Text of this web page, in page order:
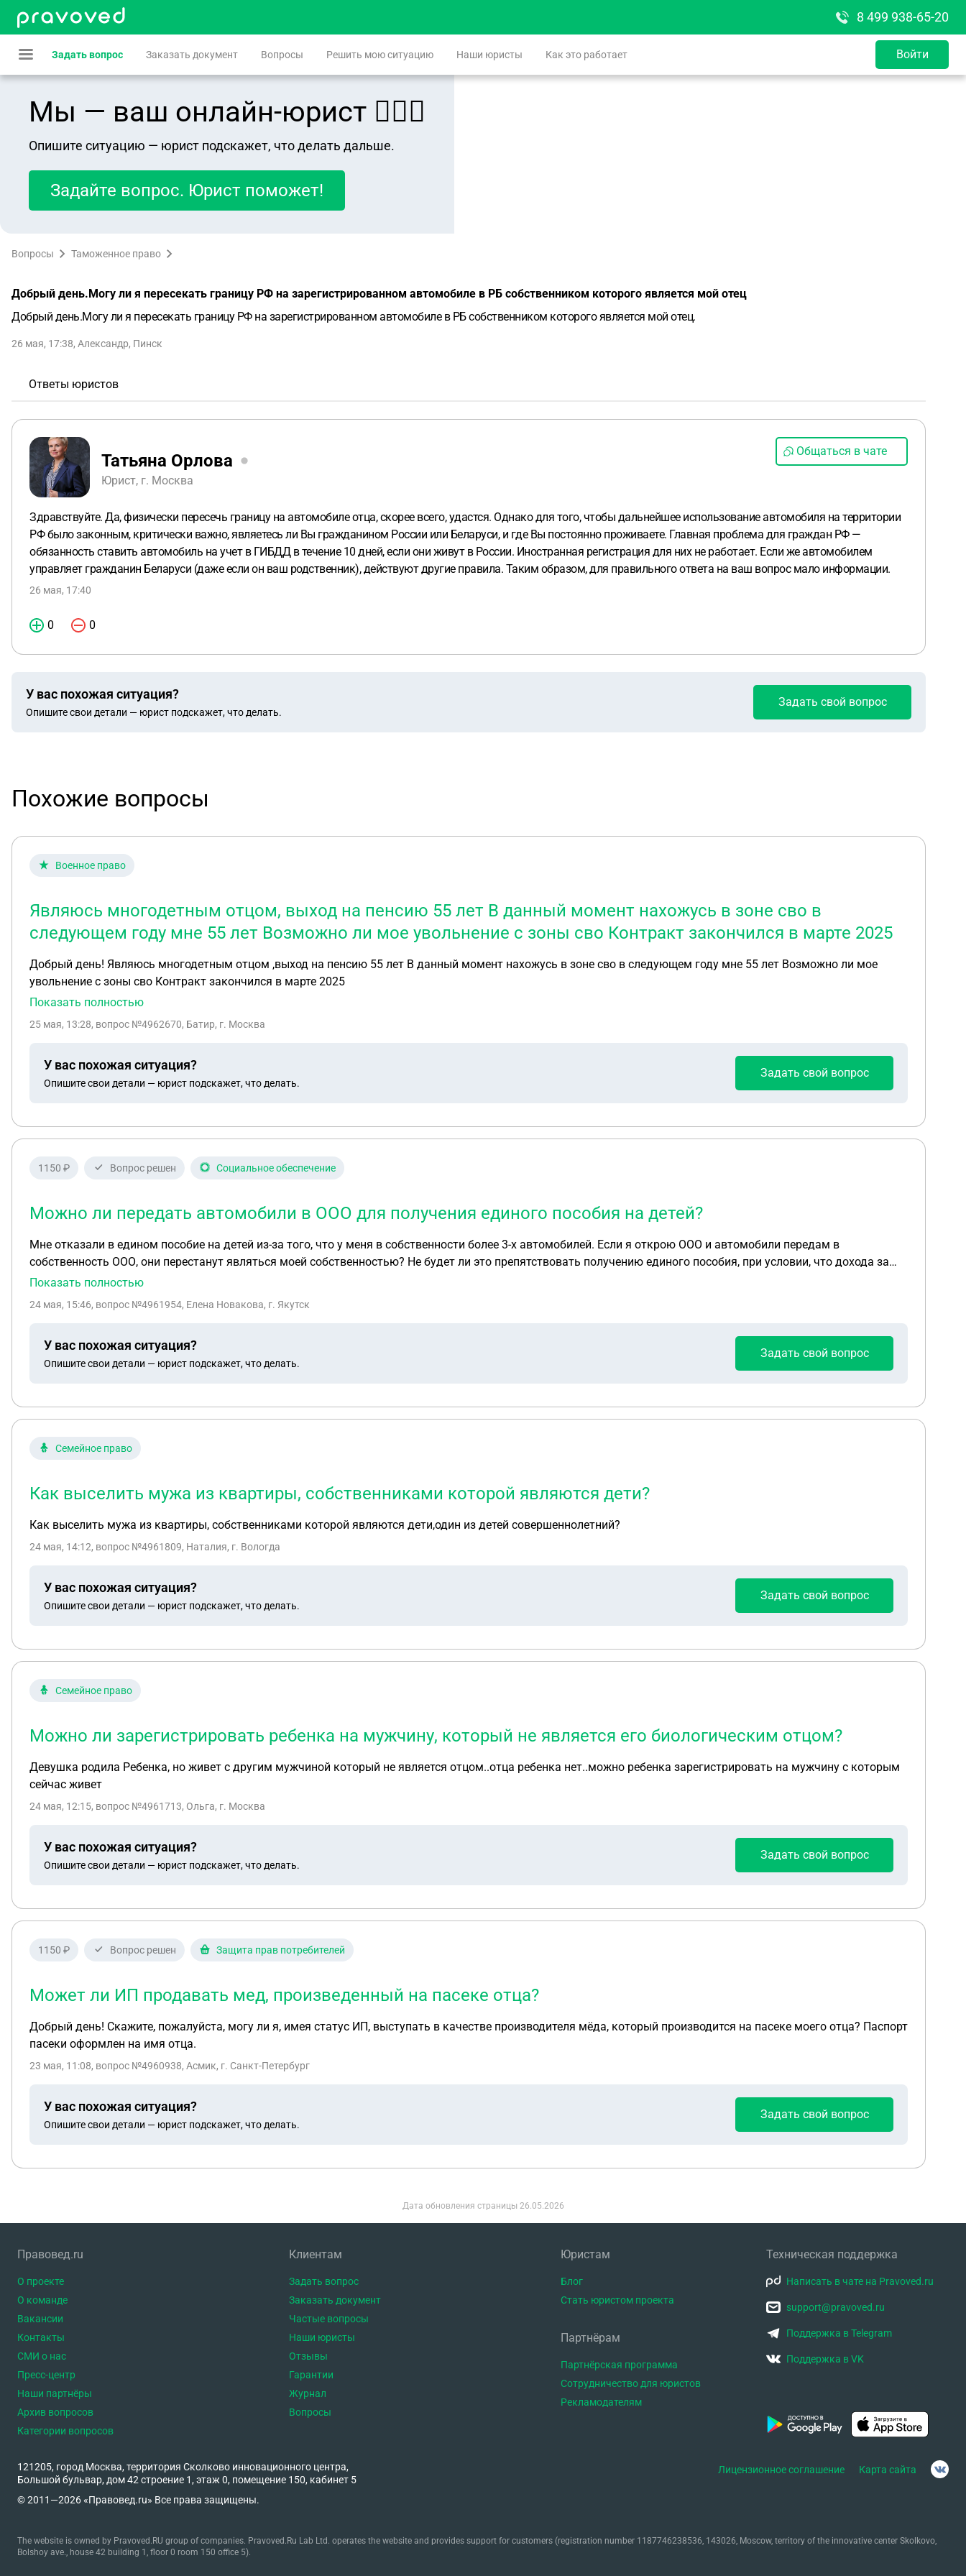
8 499 938-65-20
Задать вопрос Заказать документ Вопросы Решить мою ситуацию Наши юристы Как это работает Войти
Мы — ваш онлайн-юрист 👨🏻‍⚖️
Опишите ситуацию — юрист подскажет, что делать дальше.
Задайте вопрос. Юрист поможет!
Вопросы Таможенное право
Добрый день.Могу ли я пересекать границу РФ на зарегистрированном автомобиле в РБ собственником которого является мой отец
Добрый день.Могу ли я пересекать границу РФ на зарегистрированном автомобиле в РБ собственником которого является мой отец.
26 мая, 17:38, Александр, Пинск
Ответы юристов
Татьяна Орлова
Юрист, г. Москва
Общаться в чате
Здравствуйте. Да, физически пересечь границу на автомобиле отца, скорее всего, удастся. Однако для того, чтобы дальнейшее использование автомобиля на территории
РФ было законным, критически важно, являетесь ли Вы гражданином России или Беларуси, и где Вы постоянно проживаете. Главная проблема для граждан РФ —
обязанность ставить автомобиль на учет в ГИБДД в течение 10 дней, если они живут в России. Иностранная регистрация для них не работает. Если же автомобилем
управляет гражданин Беларуси (даже если он ваш родственник), действуют другие правила. Таким образом, для правильного ответа на ваш вопрос мало информации.
26 мая, 17:40
0 0
У вас похожая ситуация?
Опишите свои детали — юрист подскажет, что делать.
Задать свой вопрос
Похожие вопросы
Военное право
Являюсь многодетным отцом, выход на пенсию 55 лет В данный момент нахожусь в зоне сво в
следующем году мне 55 лет Возможно ли мое увольнение с зоны сво Контракт закончился в марте 2025
Добрый день! Являюсь многодетным отцом ,выход на пенсию 55 лет В данный момент нахожусь в зоне сво в следующем году мне 55 лет Возможно ли мое
увольнение с зоны сво Контракт закончился в марте 2025
Показать полностью
25 мая, 13:28, вопрос №4962670, Батир, г. Москва
У вас похожая ситуация?
Опишите свои детали — юрист подскажет, что делать.
Задать свой вопрос
1150 ₽ Вопрос решен Социальное обеспечение
Можно ли передать автомобили в ООО для получения единого пособия на детей?
Мне отказали в едином пособие на детей из-за того, что у меня в собственности более 3-х автомобилей. Если я открою ООО и автомобили передам в
собственность ООО, они перестанут являться моей собственностью? Не будет ли это препятствовать получению единого пособия, при условии, что дохода за
весь прошлый год 0
Показать полностью
24 мая, 15:46, вопрос №4961954, Елена Новакова, г. Якутск
У вас похожая ситуация?
Опишите свои детали — юрист подскажет, что делать.
Задать свой вопрос
Семейное право
Как выселить мужа из квартиры, собственниками которой являются дети?
Как выселить мужа из квартиры, собственниками которой являются дети,один из детей совершеннолетний?
24 мая, 14:12, вопрос №4961809, Наталия, г. Вологда
У вас похожая ситуация?
Опишите свои детали — юрист подскажет, что делать.
Задать свой вопрос
Семейное право
Можно ли зарегистрировать ребенка на мужчину, который не является его биологическим отцом?
Девушка родила Ребенка, но живет с другим мужчиной который не является отцом..отца ребенка нет..можно ребенка зарегистрировать на мужчину с которым
сейчас живет
24 мая, 12:15, вопрос №4961713, Ольга, г. Москва
У вас похожая ситуация?
Опишите свои детали — юрист подскажет, что делать.
Задать свой вопрос
1150 ₽ Вопрос решен Защита прав потребителей
Может ли ИП продавать мед, произведенный на пасеке отца?
Добрый день! Скажите, пожалуйста, могу ли я, имея статус ИП, выступать в качестве производителя мёда, который производится на пасеке моего отца? Паспорт
пасеки оформлен на имя отца.
23 мая, 11:08, вопрос №4960938, Асмик, г. Санкт-Петербург
У вас похожая ситуация?
Опишите свои детали — юрист подскажет, что делать.
Задать свой вопрос
Дата обновления страницы 26.05.2026
Правовед.ru
О проекте
О команде
Вакансии
Контакты
СМИ о нас
Пресс-центр
Наши партнёры
Архив вопросов
Категории вопросов
Клиентам
Задать вопрос
Заказать документ
Частые вопросы
Наши юристы
Отзывы
Гарантии
Журнал
Вопросы
Юристам
Блог
Стать юристом проекта
Партнёрам
Партнёрская программа
Сотрудничество для юристов
Рекламодателям
Техническая поддержка
Написать в чате на Pravoved.ru
support@pravoved.ru
Поддержка в Telegram
Поддержка в VK
121205, город Москва, территория Сколково инновационного центра,
Большой бульвар, дом 42 строение 1, этаж 0, помещение 150, кабинет 5
© 2011—2026 «Правовед.ru» Все права защищены.
Лицензионное соглашение Карта сайта
The website is owned by Pravoved.RU group of companies. Pravoved.Ru Lab Ltd. operates the website and provides support for customers (registration number 1187746238536, 143026, Moscow, territory of the innovative center Skolkovo,
Bolshoy ave., house 42 building 1, floor 0 room 150 office 5).